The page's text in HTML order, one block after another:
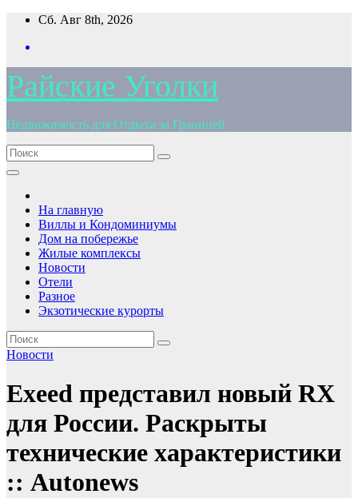
Перейти
содержимому
Сб. Авг 8th, 2026
Райские Уголки
Недвижимость для Отдыха за Границей
На главную
Виллы и Кондоминиумы
Дом на побережье
Жилые комплексы
Новости
Отели
Разное
Экзотические курорты
Новости
Exeed представил новый RX
для России. Раскрыты
технические характеристики
:: Autonews